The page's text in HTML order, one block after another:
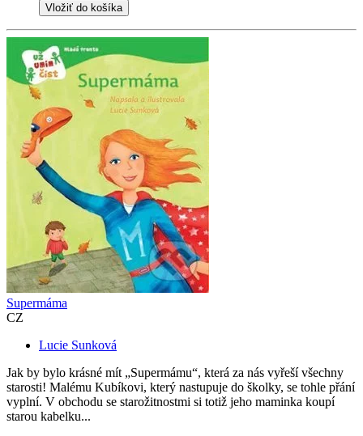
Vložiť do košíka
Supermáma
CZ
Lucie Sunková
Jak by bylo krásné mít „Supermámu“, která za nás vyřeší všechny
starosti! Malému Kubíkovi, který nastupuje do školky, se tohle přání
vyplní. V obchodu se starožitnostmi si totiž jeho maminka koupí
starou kabelku...